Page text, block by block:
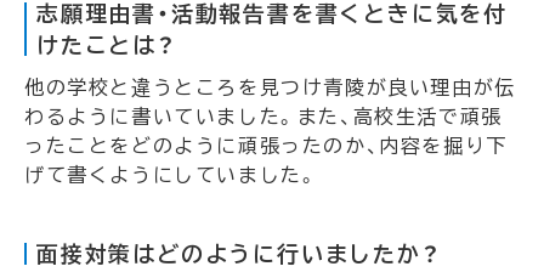
志願理由書・活動報告書を書くときに気を付
けたことは？
他の学校と違うところを見つけ青陵が良い理由が伝
わるように書いていました。また、高校生活で頑張
ったことをどのように頑張ったのか、内容を掘り下
げて書くようにしていました。
面接対策はどのように行いましたか？